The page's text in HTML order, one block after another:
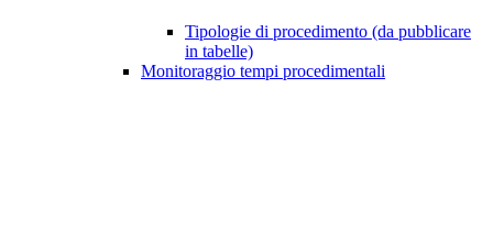
Tipologie di procedimento (da pubblicare
in tabelle)
Monitoraggio tempi procedimentali